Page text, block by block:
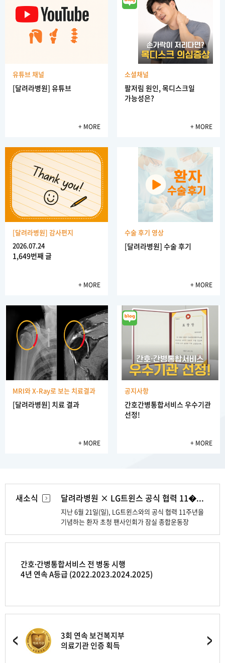
수술이 불가능하다는 말을 여러 병원에서 들...
유튜브 채널
[달려라병원] 유튜브
+ MORE
소셜채널
팔저림 원인, 목디스크일
가능성은?
+ MORE
[달려라병원] 감사편지
2026.07.24
1,649번째 글
+ MORE
수술 후기 영상
[달려라병원] 수술 후기
+ MORE
MRI와 X-Ray로 보는 치료결과
[달려라병원] 치료 결과
+ MORE
공지사항
간호간병통합서비스 우수기관
선정!
+ MORE
새소식 달려라병원 × LG트윈스 공식 협력 11�...
지난 6월 21일(일), LG트윈스와의 공식 협력 11주년을
기념하는 환자 초청 팬사인회가 잠실 종합운동장
과정에 있는 환자분들께 특별한 경험과 응원의 메시지를
30팀 총 60명이 함께해 주셨습니다. 오지환·박동원
선수와 함께한 사인회 이날 LG트윈스의 베테랑 내야수
오지환 선수와 안방마님 포수 박동원 선수가 직접
평소 쉽게 경험하기 어려운 특별한 시간을 보내셨습니다.
원장은 "LG트윈스와 함께한 11년의 인연을 기념하는
뜻깊은 자리에 환자분들을 초대할 수 있어 더욱 의미가
깊었습니다"라며 "이번 팬사인회가 환자분들께 즐거운
간호∙간병통합서비스 전 병동 시행
4년 연속 A등급 (2022.2023.2024.2025)
3회 연속 보건복지부
의료기관 인증 획득